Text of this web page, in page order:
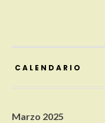
CALENDARIO
Marzo 2025